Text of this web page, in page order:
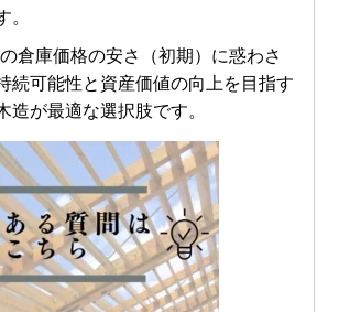
。
倉庫価格の安さ（初期）に惑わさ
続可能性と資産価値の向上を目指す
造が最適な選択肢です。